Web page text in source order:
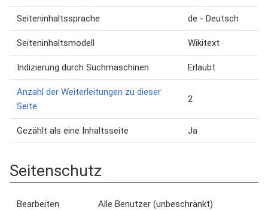
Seiteninhaltssprache de - Deutsch
Seiteninhaltsmodell Wikitext
Indizierung durch Suchmaschinen Erlaubt
Anzahl der Weiterleitungen zu dieser
Seite
2
Gezählt als eine Inhaltsseite Ja
Seitenschutz
Bearbeiten Alle Benutzer (unbeschränkt)